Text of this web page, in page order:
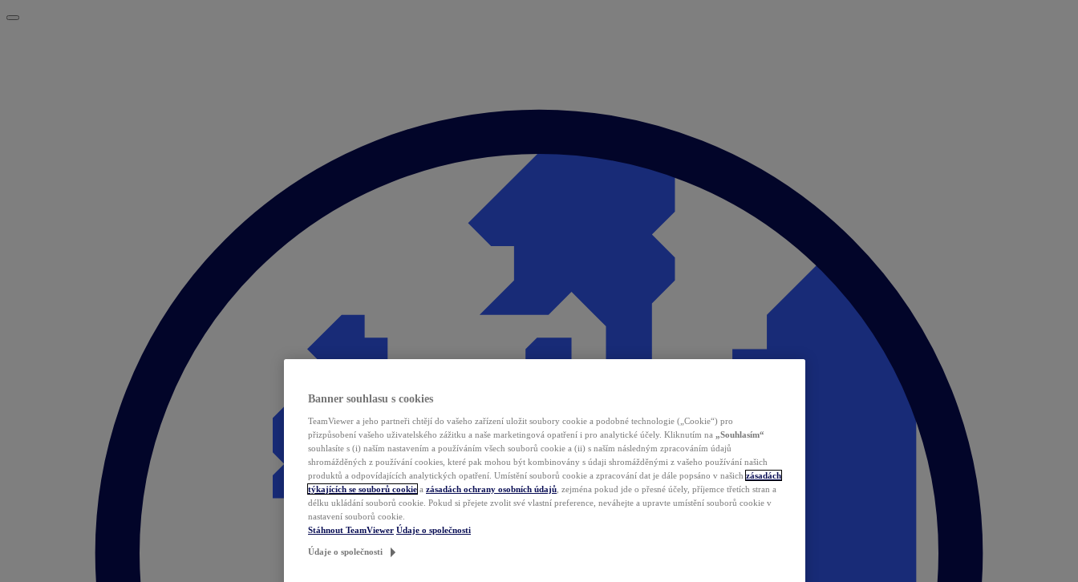
Banner souhlasu s cookies
TeamViewer a jeho partneři chtějí do vašeho zařízení uložit soubory cookie a podobné technologie („Cookie“) pro
přizpůsobení vašeho uživatelského zážitku a naše marketingová opatření i pro analytické účely. Kliknutím na „Souhlasím“
souhlasíte s (i) naším nastavením a používáním všech souborů cookie a (ii) s naším následným zpracováním údajů
shromážděných z používání cookies, které pak mohou být kombinovány s údaji shromážděnými z vašeho používání našich
produktů a odpovídajících analytických opatření. Umístění souborů cookie a zpracování dat je dále popsáno v našich zásadách
týkajících se souborů cookie a zásadách ochrany osobních údajů , zejména pokud jde o přesné účely, příjemce třetích stran a
délku ukládání souborů cookie. Pokud si přejete zvolit své vlastní preference, neváhejte a upravte umístění souborů cookie v
nastavení souborů cookie.
Stáhnout TeamViewer Údaje o společnosti
Údaje o společnosti